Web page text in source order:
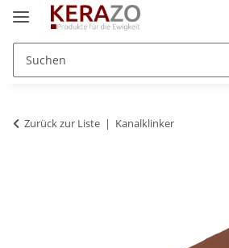
Zurück zur Liste Kanalklinker